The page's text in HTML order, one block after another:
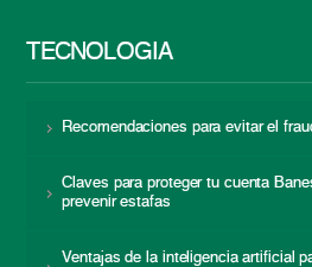
TECNOLOGÍA
Recomendaciones para evitar el
Claves para proteger tu cuenta
prevenir estafas
Ventajas de la inteligencia artificial